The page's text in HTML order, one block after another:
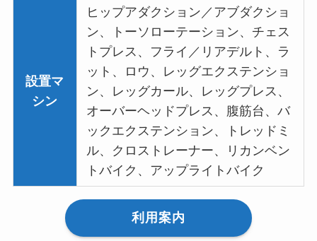
設置マ
シン
ヒップアダクション／アブダクショ
ン、トーソローテーション、チェス
トプレス、フライ／リアデルト、ラ
ット、ロウ、レッグエクステンショ
ン、レッグカール、レッグプレス、
オーバーヘッドプレス、腹筋台、バ
ックエクステンション、トレッドミ
ル、クロストレーナー、リカンベン
トバイク、アップライトバイク
利用案内